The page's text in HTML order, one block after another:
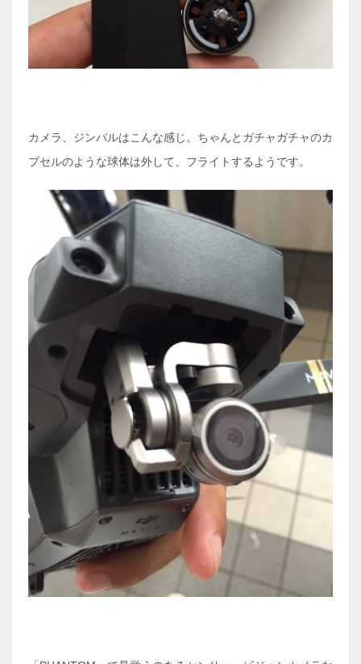
カメラ、ジンバルはこんな感じ。ちゃんとガチャガチャのカ
プセルのような球体は外して、フライトするようです。